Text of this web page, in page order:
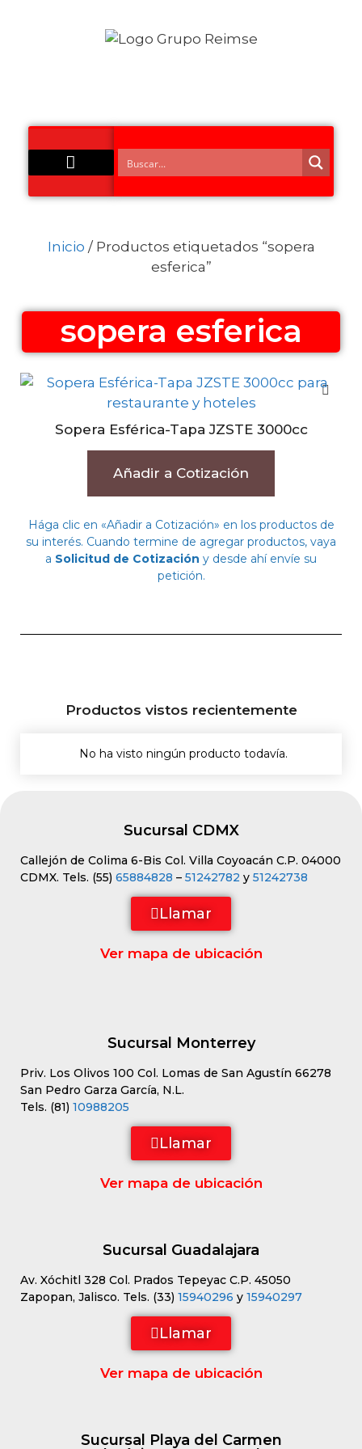
Inicio / Productos etiquetados “sopera
esferica”
sopera esferica
Sopera Esférica-Tapa JZSTE 3000cc
Añadir a Cotización
Hága clic en «Añadir a Cotización» en los productos de
su interés. Cuando termine de agregar productos, vaya
a Solicitud de Cotización y desde ahí envíe su
petición.
Productos vistos recientemente
No ha visto ningún producto todavía.
Sucursal CDMX
Callejón de Colima 6-Bis Col. Villa Coyoacán C.P. 04000
CDMX. Tels. (55) 65884828 – 51242782 y 51242738
Llamar
Ver mapa de ubicación
Sucursal Monterrey
Priv. Los Olivos 100 Col. Lomas de San Agustín 66278
San Pedro Garza García, N.L.
Tels. (81) 10988205
Llamar
Ver mapa de ubicación
Sucursal Guadalajara
Av. Xóchitl 328 Col. Prados Tepeyac C.P. 45050
Zapopan, Jalisco. Tels. (33) 15940296 y 15940297
Llamar
Ver mapa de ubicación
Sucursal Playa del Carmen